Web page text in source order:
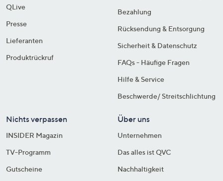
QLive
Presse
Lieferanten
Produktrückruf
Bezahlung
Rücksendung & Entsorgung
Sicherheit & Datenschutz
FAQs - Häufige Fragen
Hilfe & Service
Beschwerde/ Streitschlichtung
Nichts verpassen
INSIDER Magazin
TV-Programm
Gutscheine
Über uns
Unternehmen
Das alles ist QVC
Nachhaltigkeit